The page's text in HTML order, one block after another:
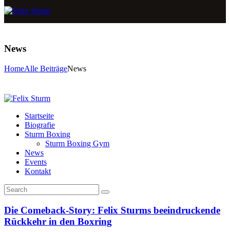
News
HomeAlle BeiträgeNews
Startseite
Biografie
Sturm Boxing
Sturm Boxing Gym
News
Events
Kontakt
Die Comeback-Story: Felix Sturms beeindruckende
Rückkehr in den Boxring